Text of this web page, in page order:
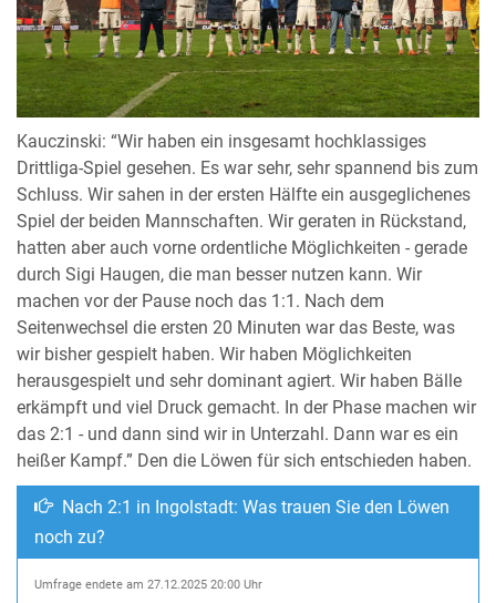
Kauczinski: “Wir haben ein insgesamt hochklassiges
Drittliga-Spiel gesehen. Es war sehr, sehr spannend bis zum
Schluss. Wir sahen in der ersten Hälfte ein ausgeglichenes
Spiel der beiden Mannschaften. Wir geraten in Rückstand,
hatten aber auch vorne ordentliche Möglichkeiten - gerade
durch Sigi Haugen, die man besser nutzen kann. Wir
machen vor der Pause noch das 1:1. Nach dem
Seitenwechsel die ersten 20 Minuten war das Beste, was
wir bisher gespielt haben. Wir haben Möglichkeiten
herausgespielt und sehr dominant agiert. Wir haben Bälle
erkämpft und viel Druck gemacht. In der Phase machen wir
das 2:1 - und dann sind wir in Unterzahl. Dann war es ein
heißer Kampf.” Den die Löwen für sich entschieden haben.
Nach 2:1 in Ingolstadt: Was trauen Sie den Löwen
noch zu?
Umfrage endete am 27.12.2025 20:00 Uhr